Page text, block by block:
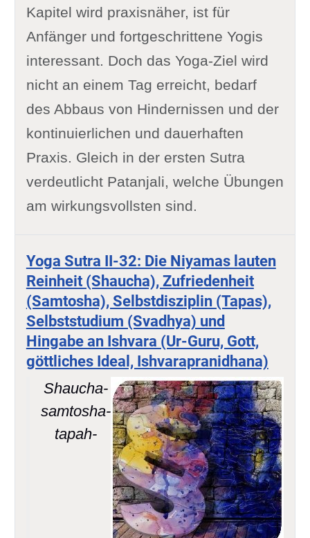
Kapitel wird praxisnäher, ist für
Anfänger und fortgeschrittene Yogis
interessant. Doch das Yoga-Ziel wird
nicht an einem Tag erreicht, bedarf
des Abbaus von Hindernissen und der
kontinuierlichen und dauerhaften
Praxis. Gleich in der ersten Sutra
verdeutlicht Patanjali, welche Übungen
am wirkungsvollsten sind.
Yoga Sutra II-32: Die Niyamas lauten
Reinheit (Shaucha), Zufriedenheit
(Samtosha), Selbstdisziplin (Tapas),
Selbststudium (Svadhya) und
Hingabe an Ishvara (Ur-Guru, Gott,
göttliches Ideal, Ishvarapranidhana)
Shaucha-
samtosha-
tapah-